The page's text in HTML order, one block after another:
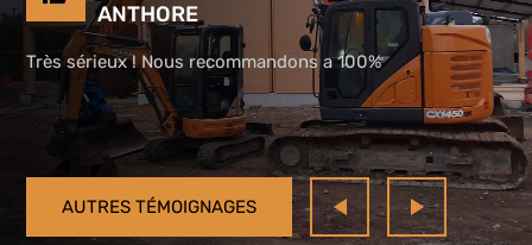
ANTHORE
Très sérieux ! Nous recommandons a 100%
AUTRES TÉMOIGNAGES